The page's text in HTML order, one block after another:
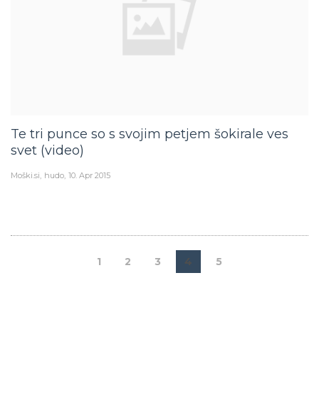
Te tri punce so s svojim petjem šokirale ves
svet (video)
Moški.si hudo 10. Apr 2015
1 2 3 4 5